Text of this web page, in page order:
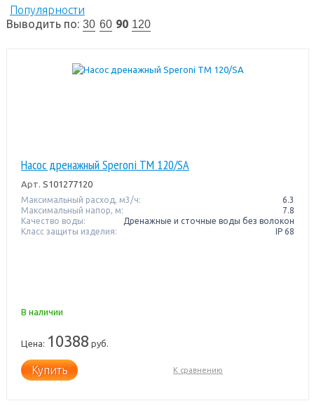
Популярности
Выводить по: 30 60 90 120
Насос дренажный Speroni TM 120/SA
Арт. S101277120
Максимальный расход, м3/ч:
6.3
Максимальный напор, м:
7.8
Качество воды:
Дренажные и сточные воды без волокон
Класс защиты изделия:
IP 68
В наличии
Цена: 10388 руб.
Купить К сравнению